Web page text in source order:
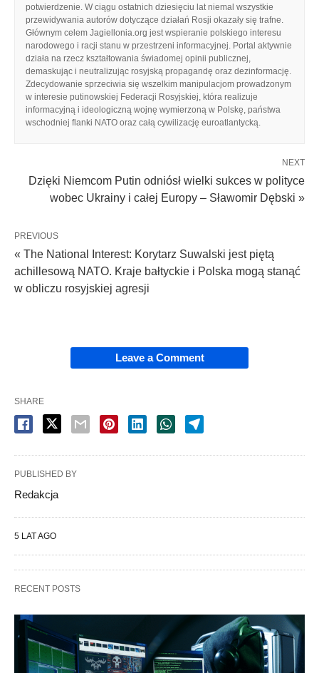
potwierdzenie. W ciągu ostatnich dziesięciu lat niemal wszystkie
przewidywania autorów dotyczące działań Rosji okazały się trafne.
Głównym celem Jagiellonia.org jest wspieranie polskiego interesu
narodowego i racji stanu w przestrzeni informacyjnej. Portal aktywnie
działa na rzecz kształtowania świadomej opinii publicznej,
demaskując i neutralizując rosyjską propagandę oraz dezinformację.
Zdecydowanie sprzeciwia się wszelkim manipulacjom prowadzonym
w interesie putinowskiej Federacji Rosyjskiej, która realizuje
informacyjną i ideologiczną wojnę wymierzoną w Polskę, państwa
wschodniej flanki NATO oraz całą cywilizację euroatlantycką.
NEXT
Dzięki Niemcom Putin odniósł wielki sukces w polityce
wobec Ukrainy i całej Europy – Sławomir Dębski »
PREVIOUS
« The National Interest: Korytarz Suwalski jest piętą
achillesową NATO. Kraje bałtyckie i Polska mogą stanąć
w obliczu rosyjskiej agresji
Leave a Comment
SHARE
PUBLISHED BY
Redakcja
5 LAT AGO
RECENT POSTS